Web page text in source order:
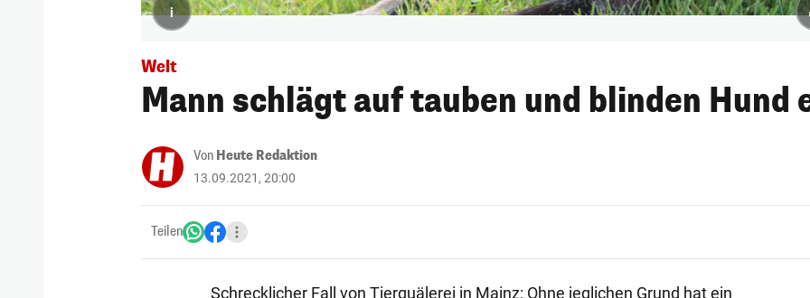
i
Welt
Mann schlägt auf tauben und blinden Hund
Von Heute Redaktion
13.09.2021, 20:00
Teilen
Schrecklicher Fall von Tierquälerei in Mainz: Ohne jeglichen Grund hat ein